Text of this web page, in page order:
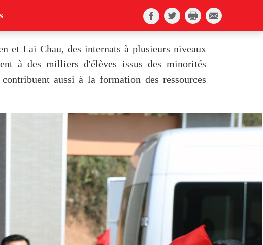
et Lai Chau, des internats à plusieurs niveaux
à des milliers d'élèves issus des minorités
aussi à la formation des ressources